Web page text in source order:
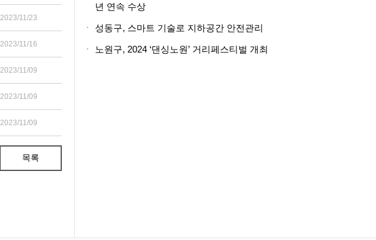
2023/11/23
2023/11/16
2023/11/09
2023/11/09
2023/11/09
목록
년 연속 수상
성동구, 스마트 기술로 지하공간 안전관리
노원구, 2024 ‘댄싱노원’ 거리페스티벌 개최